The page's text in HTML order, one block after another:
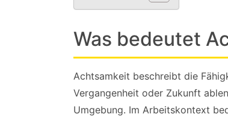
Was bedeutet
Achtsamkeit beschreibt die
Vergangenheit oder Zukunft
Umgebung. Im Arbeitskontext